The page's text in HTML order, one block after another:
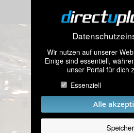
Wir nutzen auf unserer
Einige sind essentiell,
unser Portal für dich
Essenziell
Alle